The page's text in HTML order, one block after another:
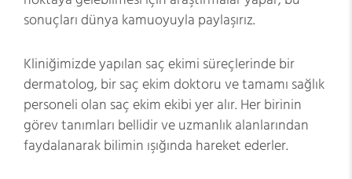
sonuçları dünya kamuoyuyla paylaşırız.
Kliniğimizde yapılan saç ekimi süreçlerinde bir
dermatolog, bir saç ekim doktoru ve tamamı sağlık
personeli olan saç ekim ekibi yer alır. Her birinin
görev tanımları bellidir ve uzmanlık alanlarından
faydalanarak bilimin ışığında hareket ederler.